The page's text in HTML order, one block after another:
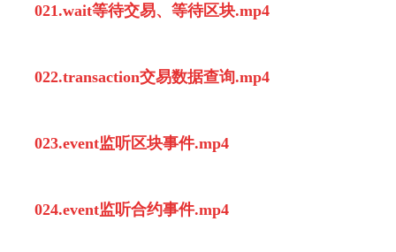
021.wait等待交易、等待区块.mp4
022.transaction交易数据查询.mp4
023.event监听区块事件.mp4
024.event监听合约事件.mp4